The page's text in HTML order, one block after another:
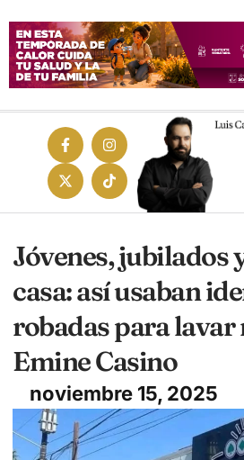
Jóvenes, jubilados
casa: así usaban
robadas para lavar
Emine Casino
noviembre 15, 2025